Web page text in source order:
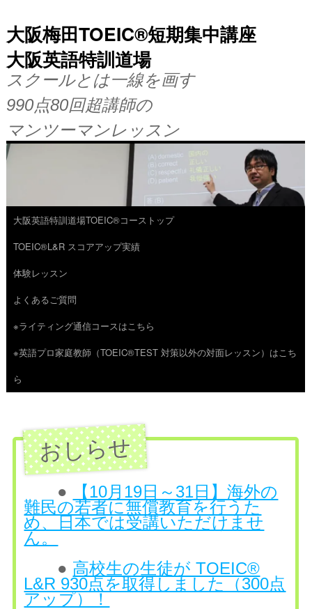
大阪梅田TOEIC®短期集中講座
大阪英語特訓道場
スクールとは一線を画す
990点80回超講師の
マンツーマンレッスン
コ
ン
テ
ン
ツ
へ
ス
大阪英語特訓道場TOEIC®コーストップ
TOEIC®L&R スコアアップ実績
体験レッスン
よくあるご質問
※ライティング通信コースはこちら
※英語プロ家庭教師（TOEIC®TEST 対策以外の対面レッスン）はこち
ら
●
【10月19日～31日】海外の
難民の若者に無償教育を行うた
め、日本では受講いただけませ
ん。
● 高校生の生徒が TOEIC®
L&R 930点を取得しました（300点
アップ）！